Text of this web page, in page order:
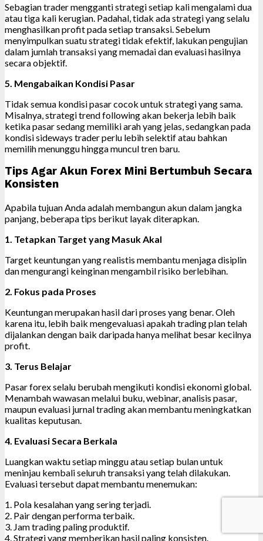
Sebagian trader mengganti strategi setiap kali mengalami dua
atau tiga kali kerugian. Padahal, tidak ada strategi yang selalu
menghasilkan profit pada setiap transaksi. Sebelum
menyimpulkan suatu strategi tidak efektif, lakukan pengujian
dalam jumlah transaksi yang memadai dan evaluasi hasilnya
secara objektif.
5. Mengabaikan Kondisi Pasar
Tidak semua kondisi pasar cocok untuk strategi yang sama.
Misalnya, strategi trend following akan bekerja lebih baik
ketika pasar sedang memiliki arah yang jelas, sedangkan pada
kondisi sideways trader perlu lebih selektif atau bahkan
memilih menunggu hingga muncul tren baru.
Tips Agar Akun Forex Mini Bertumbuh Secara
Konsisten
Apabila tujuan Anda adalah membangun akun dalam jangka
panjang, beberapa tips berikut layak diterapkan.
1. Tetapkan Target yang Masuk Akal
Target keuntungan yang realistis membantu menjaga disiplin
dan mengurangi keinginan mengambil risiko berlebihan.
2. Fokus pada Proses
Keuntungan merupakan hasil dari proses yang benar. Oleh
karena itu, lebih baik mengevaluasi apakah trading plan telah
dijalankan dengan baik daripada hanya melihat besar kecilnya
profit.
3. Terus Belajar
Pasar forex selalu berubah mengikuti kondisi ekonomi global.
Menambah wawasan melalui buku, webinar, analisis pasar,
maupun evaluasi jurnal trading akan membantu meningkatkan
kualitas keputusan.
4. Evaluasi Secara Berkala
Luangkan waktu setiap minggu atau setiap bulan untuk
meninjau kembali seluruh transaksi yang telah dilakukan.
Evaluasi tersebut dapat membantu menemukan:
1. Pola kesalahan yang sering terjadi.
2. Pair dengan performa terbaik.
3. Jam trading paling produktif.
4. Strategi yang memberikan hasil paling konsisten.